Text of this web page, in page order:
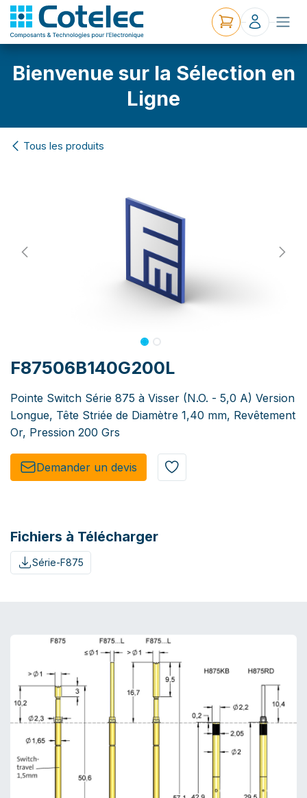
Bienvenue sur la Sélection en
Ligne
Tous les produits
F87506B140G200L
Pointe Switch Série 875 à Visser (N.O. - 5,0 A) Version
Longue, Tête Striée de Diamètre 1,40 mm, Revêtement
Or, Pression 200 Grs
Demander un de​​vis​​
Fichiers à Télécharger
Série-F875